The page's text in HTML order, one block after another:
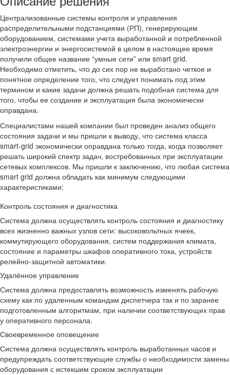
Централизованные системы контроля и управления
распределительными подстанциями (РП), генерирующим
оборудованием, системами учета выработанной и потребленной
электроэнергии и энергосистемой в целом в настоящее время
получили общее название “умные сети” или smart grid.
Необходимо отметить, что до сих пор не выработано четкое и
понятное определение того, что следует понимать под этим
термином и какие задачи должна решать подобная система для
того, чтобы ее создание и эксплуатация была экономически
оправдана.
Специалистами нашей компании был проведен анализ общего
состояния задачи и мы пришли к выводу, что система класса
smart-grid экономически оправдана только тогда, когда позволяет
решать широкий спектр задач, востребованных при эксплуатации
сетевых комплексов. Мы пришли к заключению, что любая система
smart grid должна обладать как минимум следующими
характеристиками:
Контроль состояния и диагностика
Система должна осуществлять контроль состояния и диагностику
всех жизненно важных узлов сети: высоковольтных ячеек,
коммутирующего оборудования, систем поддержания климата,
состояние и параметры шкафов оперативного тока, устройств
релейно-защитной автоматики.
Удалённое управление
Система должна предоставлять возможность изменять рабочую
схему как по удаленным командам диспетчера так и по заранее
подготовленным алгоритмам, при наличии соответствующих прав
у оперативного персонала.
Своевременное оповещение
Система должна осуществлять контроль выработанных часов и
предупреждать соответствующие службы о необходимости замены
оборудования с истекшим сроком эксплуатации